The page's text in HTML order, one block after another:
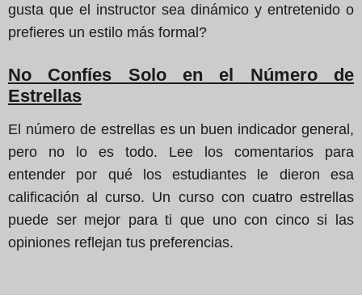
gusta que el instructor sea dinámico y entretenido o
prefieres un estilo más formal?
No Confíes Solo en el Número de
Estrellas
El número de estrellas es un buen indicador general,
pero no lo es todo. Lee los comentarios para
entender por qué los estudiantes le dieron esa
calificación al curso. Un curso con cuatro estrellas
puede ser mejor para ti que uno con cinco si las
opiniones reflejan tus preferencias.